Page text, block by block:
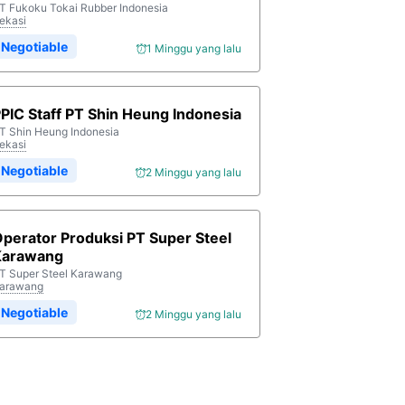
Fukoku Tokai Rubber Indonesia
1 Minggu yang lalu
Negotiable
Staff PT Shin Heung Indonesia
Shin Heung Indonesia
2 Minggu yang lalu
Negotiable
Produksi PT Super Steel
Super Steel Karawang
2 Minggu yang lalu
Negotiable